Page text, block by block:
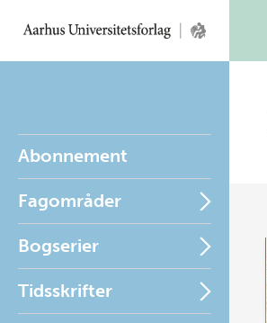
Abonnement
Fagområder
Bogserier
Tidsskrifter